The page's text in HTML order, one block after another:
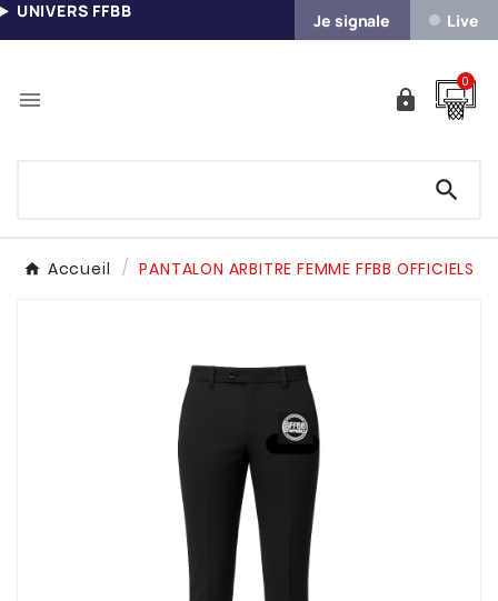
UNIVERS FFBB Je signale Live
 
0

Accueil PANTALON ARBITRE FEMME FFBB OFFICIELS